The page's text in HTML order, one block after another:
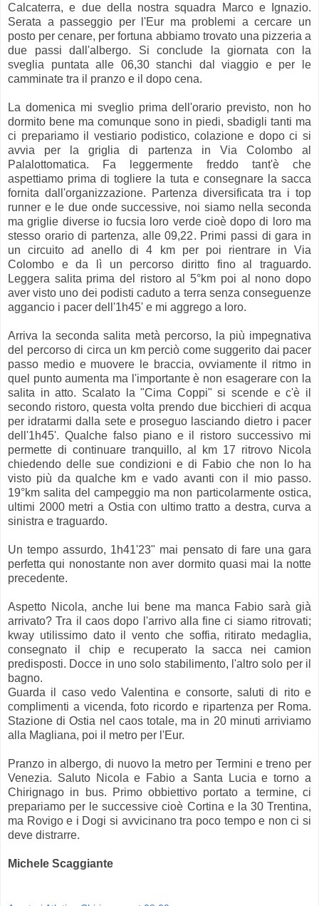
Calcaterra, e due della nostra squadra Marco e Ignazio.
Serata a passeggio per l'Eur ma problemi a cercare un
posto per cenare, per fortuna abbiamo trovato una pizzeria a
due passi dall'albergo. Si conclude la giornata con la
sveglia puntata alle 06,30 stanchi dal viaggio e per le
camminate tra il pranzo e il dopo cena.
La domenica mi sveglio prima dell'orario previsto, non ho
dormito bene ma comunque sono in piedi, sbadigli tanti ma
ci prepariamo il vestiario podistico, colazione e dopo ci si
avvia per la griglia di partenza in Via Colombo al
Palalottomatica. Fa leggermente freddo tant'è che
aspettiamo prima di togliere la tuta e consegnare la sacca
fornita dall'organizzazione. Partenza diversificata tra i top
runner e le due onde successive, noi siamo nella seconda
ma griglie diverse io fucsia loro verde cioè dopo di loro ma
stesso orario di partenza, alle 09,22. Primi passi di gara in
un circuito ad anello di 4 km per poi rientrare in Via
Colombo e da lì un percorso diritto fino al traguardo.
Leggera salita prima del ristoro al 5°km poi al nono dopo
aver visto uno dei podisti caduto a terra senza conseguenze
aggancio i pacer dell'1h45' e mi aggrego a loro.
Arriva la seconda salita metà percorso, la più impegnativa
del percorso di circa un km perciò come suggerito dai pacer
passo medio e muovere le braccia, ovviamente il ritmo in
quel punto aumenta ma l'importante è non esagerare con la
salita in atto. Scalato la "Cima Coppi" si scende e c'è il
secondo ristoro, questa volta prendo due bicchieri di acqua
per idratarmi dalla sete e proseguo lasciando dietro i pacer
dell'1h45'. Qualche falso piano e il ristoro successivo mi
permette di continuare tranquillo, al km 17 ritrovo Nicola
chiedendo delle sue condizioni e di Fabio che non lo ha
visto più da qualche km e vado avanti con il mio passo.
19°km salita del campeggio ma non particolarmente ostica,
ultimi 2000 metri a Ostia con ultimo tratto a destra, curva a
sinistra e traguardo.
Un tempo assurdo, 1h41'23" mai pensato di fare una gara
perfetta qui nonostante non aver dormito quasi mai la notte
precedente.
Aspetto Nicola, anche lui bene ma manca Fabio sarà già
arrivato? Tra il caos dopo l'arrivo alla fine ci siamo ritrovati;
kway utilissimo dato il vento che soffia, ritirato medaglia,
consegnato il chip e recuperato la sacca nei camion
predisposti. Docce in uno solo stabilimento, l'altro solo per il
bagno.
Guarda il caso vedo Valentina e consorte, saluti di rito e
complimenti a vicenda, foto ricordo e ripartenza per Roma.
Stazione di Ostia nel caos totale, ma in 20 minuti arriviamo
alla Magliana, poi il metro per l'Eur.
Pranzo in albergo, di nuovo la metro per Termini e treno per
Venezia. Saluto Nicola e Fabio a Santa Lucia e torno a
Chirignago in bus. Primo obbiettivo portato a termine, ci
prepariamo per le successive cioè Cortina e la 30 Trentina,
ma Rovigo e i Dogi si avvicinano tra poco tempo e non ci si
deve distrarre.
Michele Scaggiante